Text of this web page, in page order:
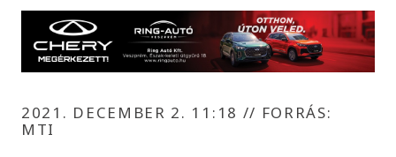
2021. DECEMBER 2. 11:18 // FORRÁS:
MTI